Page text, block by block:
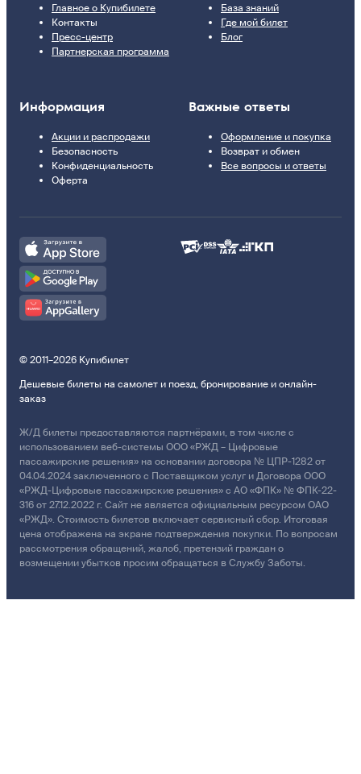
Главное о Купибилете
Контакты
Пресс-центр
Партнерская программа
База знаний
Где мой билет
Блог
Информация
Акции и распродажи
Безопасность
Конфиденциальность
Оферта
Важные ответы
Оформление и покупка
Возврат и обмен
Все вопросы и ответы
© 2011–2026 Купибилет
Дешевые билеты на самолет и поезд, бронирование и онлайн-
заказ
Ж/Д билеты предоставляются партнёрами, в том числе с
использованием веб-системы ООО «РЖД – Цифровые
пассажирские решения» на основании договора № ЦПР-1282 от
04.04.2024 заключенного с Поставщиком услуг и Договора ООО
«РЖД-Цифровые пассажирские решения» с АО «ФПК» № ФПК-22-
316 от 27.12.2022 г. Сайт не является официальным ресурсом ОАО
«РЖД». Стоимость билетов включает сервисный сбор. Итоговая
цена отображена на экране подтверждения покупки. По вопросам
рассмотрения обращений, жалоб, претензий граждан о
возмещении убытков просим обращаться в Службу Заботы.